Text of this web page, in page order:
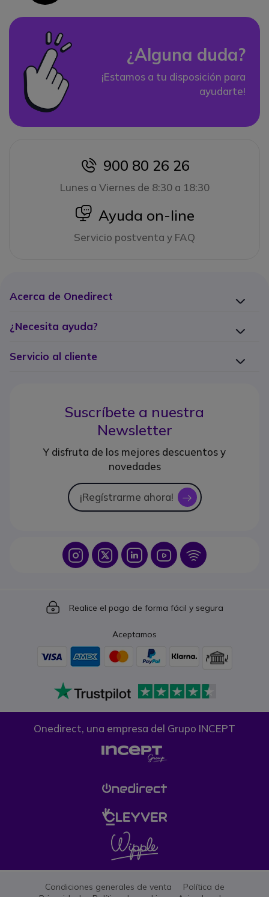
¿Alguna duda?
¡Estamos a tu disposición para
ayudarte!
icon
900 80 26 26
Lunes a Viernes de 8:30 a 18:30
icon
Ayuda on-line
Servicio postventa y FAQ
Acerca de Onedirect
¿Necesita ayuda?
Servicio al cliente
Suscríbete a nuestra
Newsletter
Y disfruta de los mejores descuentos y
novedades
¡Regístrarme ahora! icon
Icon IconIcon Icon Icon
Icon
Realice el pago de forma fácil y segura
Aceptamos
Onedirect, una empresa del Grupo INCEPT
Condiciones generales de venta
Política de